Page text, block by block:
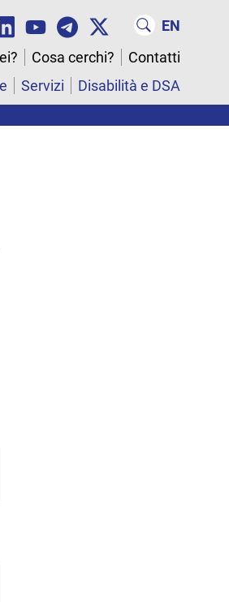
EN
Cosa cerchi?
Contatti
Servizi Disabilità e DSA